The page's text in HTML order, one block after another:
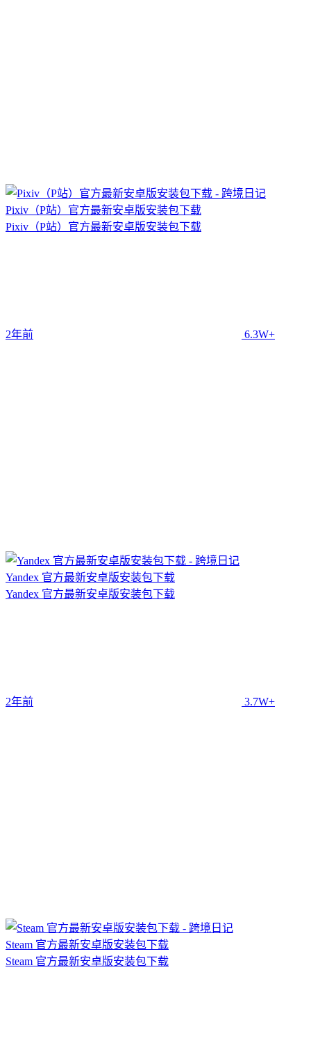
Pixiv（P站）官方最新安卓版安装包下载
Pixiv（P站）官方最新安卓版安装包下载
2年前 6.3W+
Yandex 官方最新安卓版安装包下载
Yandex 官方最新安卓版安装包下载
2年前 3.7W+
Steam 官方最新安卓版安装包下载
Steam 官方最新安卓版安装包下载